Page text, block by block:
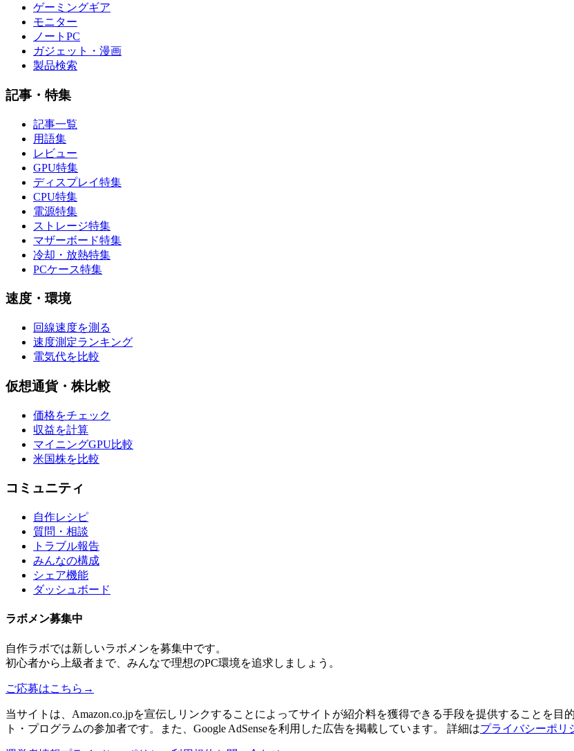
ゲーミングギア
モニター
ノートPC
ガジェット・漫画
製品検索
記事・特集
記事一覧
用語集
レビュー
GPU特集
ディスプレイ特集
CPU特集
電源特集
ストレージ特集
マザーボード特集
冷却・放熱特集
PCケース特集
速度・環境
回線速度を測る
速度測定ランキング
電気代を比較
仮想通貨・株比較
価格をチェック
収益を計算
マイニングGPU比較
米国株を比較
コミュニティ
自作レシピ
質問・相談
トラブル報告
みんなの構成
シェア機能
ダッシュボード
ラボメン募集中
自作ラボでは新しいラボメンを募集中です。
初心者から上級者まで、みんなで理想のPC環境を追求しましょう。
ご応募はこちら →
当サイトは、Amazon.co.jpを宣伝しリンクすることによってサイトが紹介料を獲得できる手段を提供することを目
ト・プログラムの参加者です。また、Google AdSenseを利用した広告を掲載しています。 詳細はプライバシーポリ